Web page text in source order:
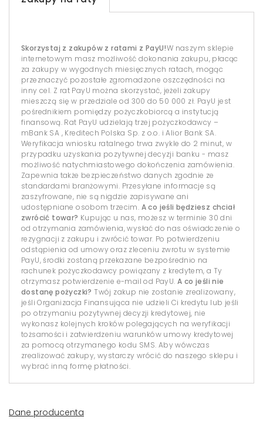
Skorzystaj z zakupów z ratami z PayU!W naszym sklepie
internetowym masz możliwość dokonania zakupu, płacąc
za zakupy w wygodnych miesięcznych ratach, mogąc
przeznaczyć pozostałe zgromadzone oszczędności na
inny cel. Z rat PayU można skorzystać, jeżeli zakupy
mieszczą się w przedziale od 300 do 50 000 zł. PayU jest
pośrednikiem pomiędzy pożyczkobiorcą a instytucją
finansową. Rat PayU udzielają trzej pożyczkodawcy –
mBank SA , Kreditech Polska Sp. z o.o. i Alior Bank SA.
Weryfikacja wniosku ratalnego trwa zwykle do 2 minut, w
przypadku uzyskania pozytywnej decyzji banku - masz
możliwość natychmiastowego dokończenia zamówienia.
Zapewnia także bezpieczeństwo danych zgodnie ze
standardami branżowymi. Przesyłane informacje są
zaszyfrowane, nie są nigdzie zapisywane ani
udostępniane osobom trzecim. A co jeśli będziesz chciał
zwrócić towar? Kupując u nas, możesz w terminie 30 dni
od otrzymania zamówienia, wysłać do nas oświadczenie o
rezygnacji z zakupu i zwrócić towar. Po potwierdzeniu
odstąpienia od umowy oraz zleceniu zwrotu w systemie
PayU, środki zostaną przekazane bezpośrednio na
rachunek pożyczkodawcy powiązany z kredytem, a Ty
otrzymasz potwierdzenie e-mail od PayU. A co jeśli nie
dostanę pożyczki? Twój zakup nie zostanie zrealizowany,
jeśli Organizacja Finansująca nie udzieli Ci kredytu lub jeśli
po otrzymaniu pozytywnej decyzji kredytowej, nie
wykonasz kolejnych kroków polegających na weryfikacji
tożsamości i zatwierdzeniu warunków umowy kredytowej
za pomocą otrzymanego kodu SMS. Aby wówczas
zrealizować zakupy, wystarczy wrócić do naszego sklepu i
wybrać inną formę płatności.
Dane producenta